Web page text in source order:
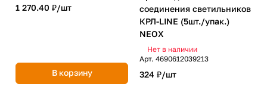
1 270.40 ₽/шт
В корзину
соединения светильников
КРЛ-LINE (5шт./упак.)
NEOX
Нет в наличии
Арт. 4690612039213
324 ₽/шт